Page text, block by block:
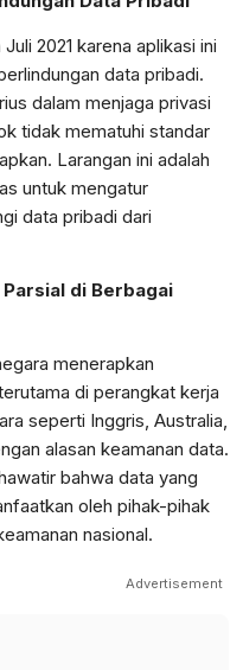
2021 karena aplikasi ini
data pribadi.
dalam menjaga privasi
tidak mematuhi standar
Larangan ini adalah
untuk mengatur
data pribadi dari
di Berbagai
menerapkan
di perangkat kerja
seperti Inggris, Australia,
alasan keamanan data.
bahwa data yang
oleh pihak-pihak
nasional.
Advertisement